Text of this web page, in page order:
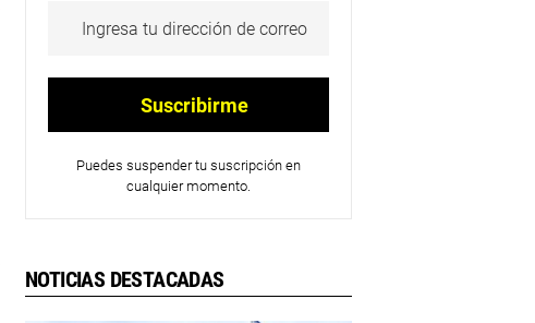
Puedes suspender tu suscripción en
cualquier momento.
NOTICIAS DESTACADAS